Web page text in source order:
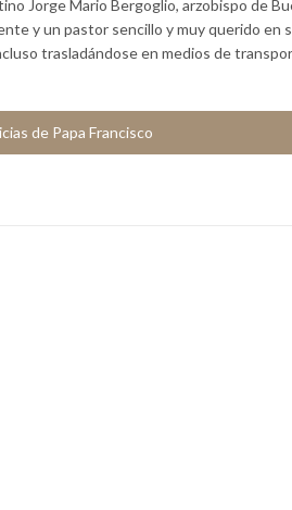
Jorge Mario Bergoglio, arzobispo de
y un pastor sencillo y muy querido en
trasladándose en medios de
de Papa Francisco